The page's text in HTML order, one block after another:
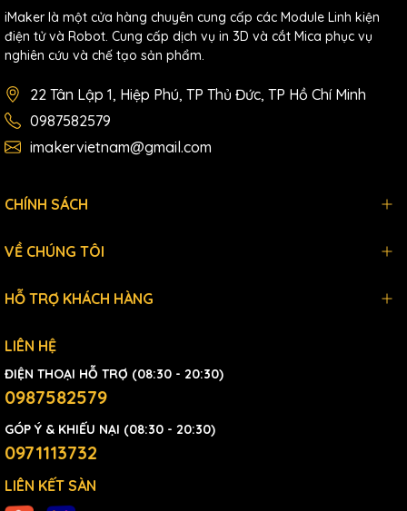
iMaker là một cửa hàng chuyên cung cấp các Module Linh kiện
điện tử và Robot. Cung cấp dịch vụ in 3D và cắt Mica phục vụ
nghiên cứu và chế tạo sản phẩm.
22 Tân Lập 1, Hiệp Phú, TP Thủ Đức, TP Hồ Chí Minh
0987582579
imakervietnam@gmail.com
CHÍNH SÁCH
VỀ CHÚNG TÔI
HỖ TRỢ KHÁCH HÀNG
LIÊN HỆ
ĐIỆN THOẠI HỖ TRỢ (08:30 - 20:30)
0987582579
GÓP Ý & KHIẾU NẠI (08:30 - 20:30)
0971113732
LIÊN KẾT SÀN